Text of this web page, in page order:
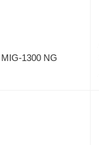
1300 NG